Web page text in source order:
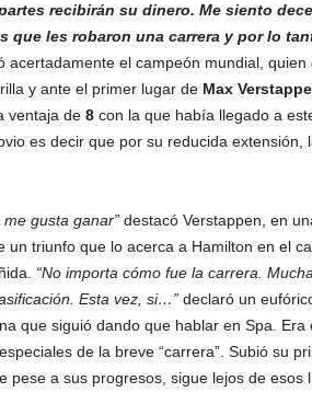
recibirán su dinero. Me siento
les robaron una carrera y por lo
acertadamente el campeón mundial, quien
y ante el primer lugar de Max
ventaja de 8con la que había llegado a
es decir que por su reducida extensión,
gusta ganar”destacó Verstappen, en
triunfo que lo acerca a Hamilton en el
“No importa cómo fue la carrera.
Esta vez, si…” declaró un
que siguió dando que hablar en Spa. Era
de la breve “carrera”. Subió su
pese a sus progresos, sigue lejos de esos